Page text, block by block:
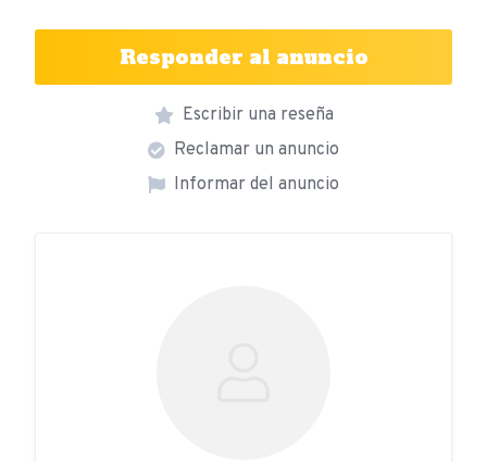
Responder al anuncio
Escribir una reseña
Reclamar un anuncio
Informar del anuncio